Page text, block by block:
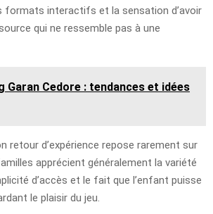
formats interactifs et la sensation d’avoir
qui ne ressemble pas à une
Garan Cedore : tendances et idées
retour d’expérience repose rarement sur
apprécient généralement la variété
d’accès et le fait que l’enfant puisse
le plaisir du jeu.